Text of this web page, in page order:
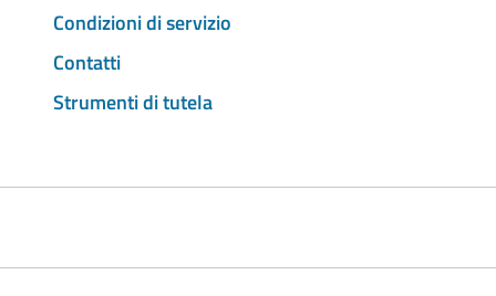
Condizioni di servizio
Contatti
Strumenti di tutela